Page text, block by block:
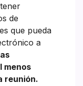
de
que pueda
a
menos
reunión.